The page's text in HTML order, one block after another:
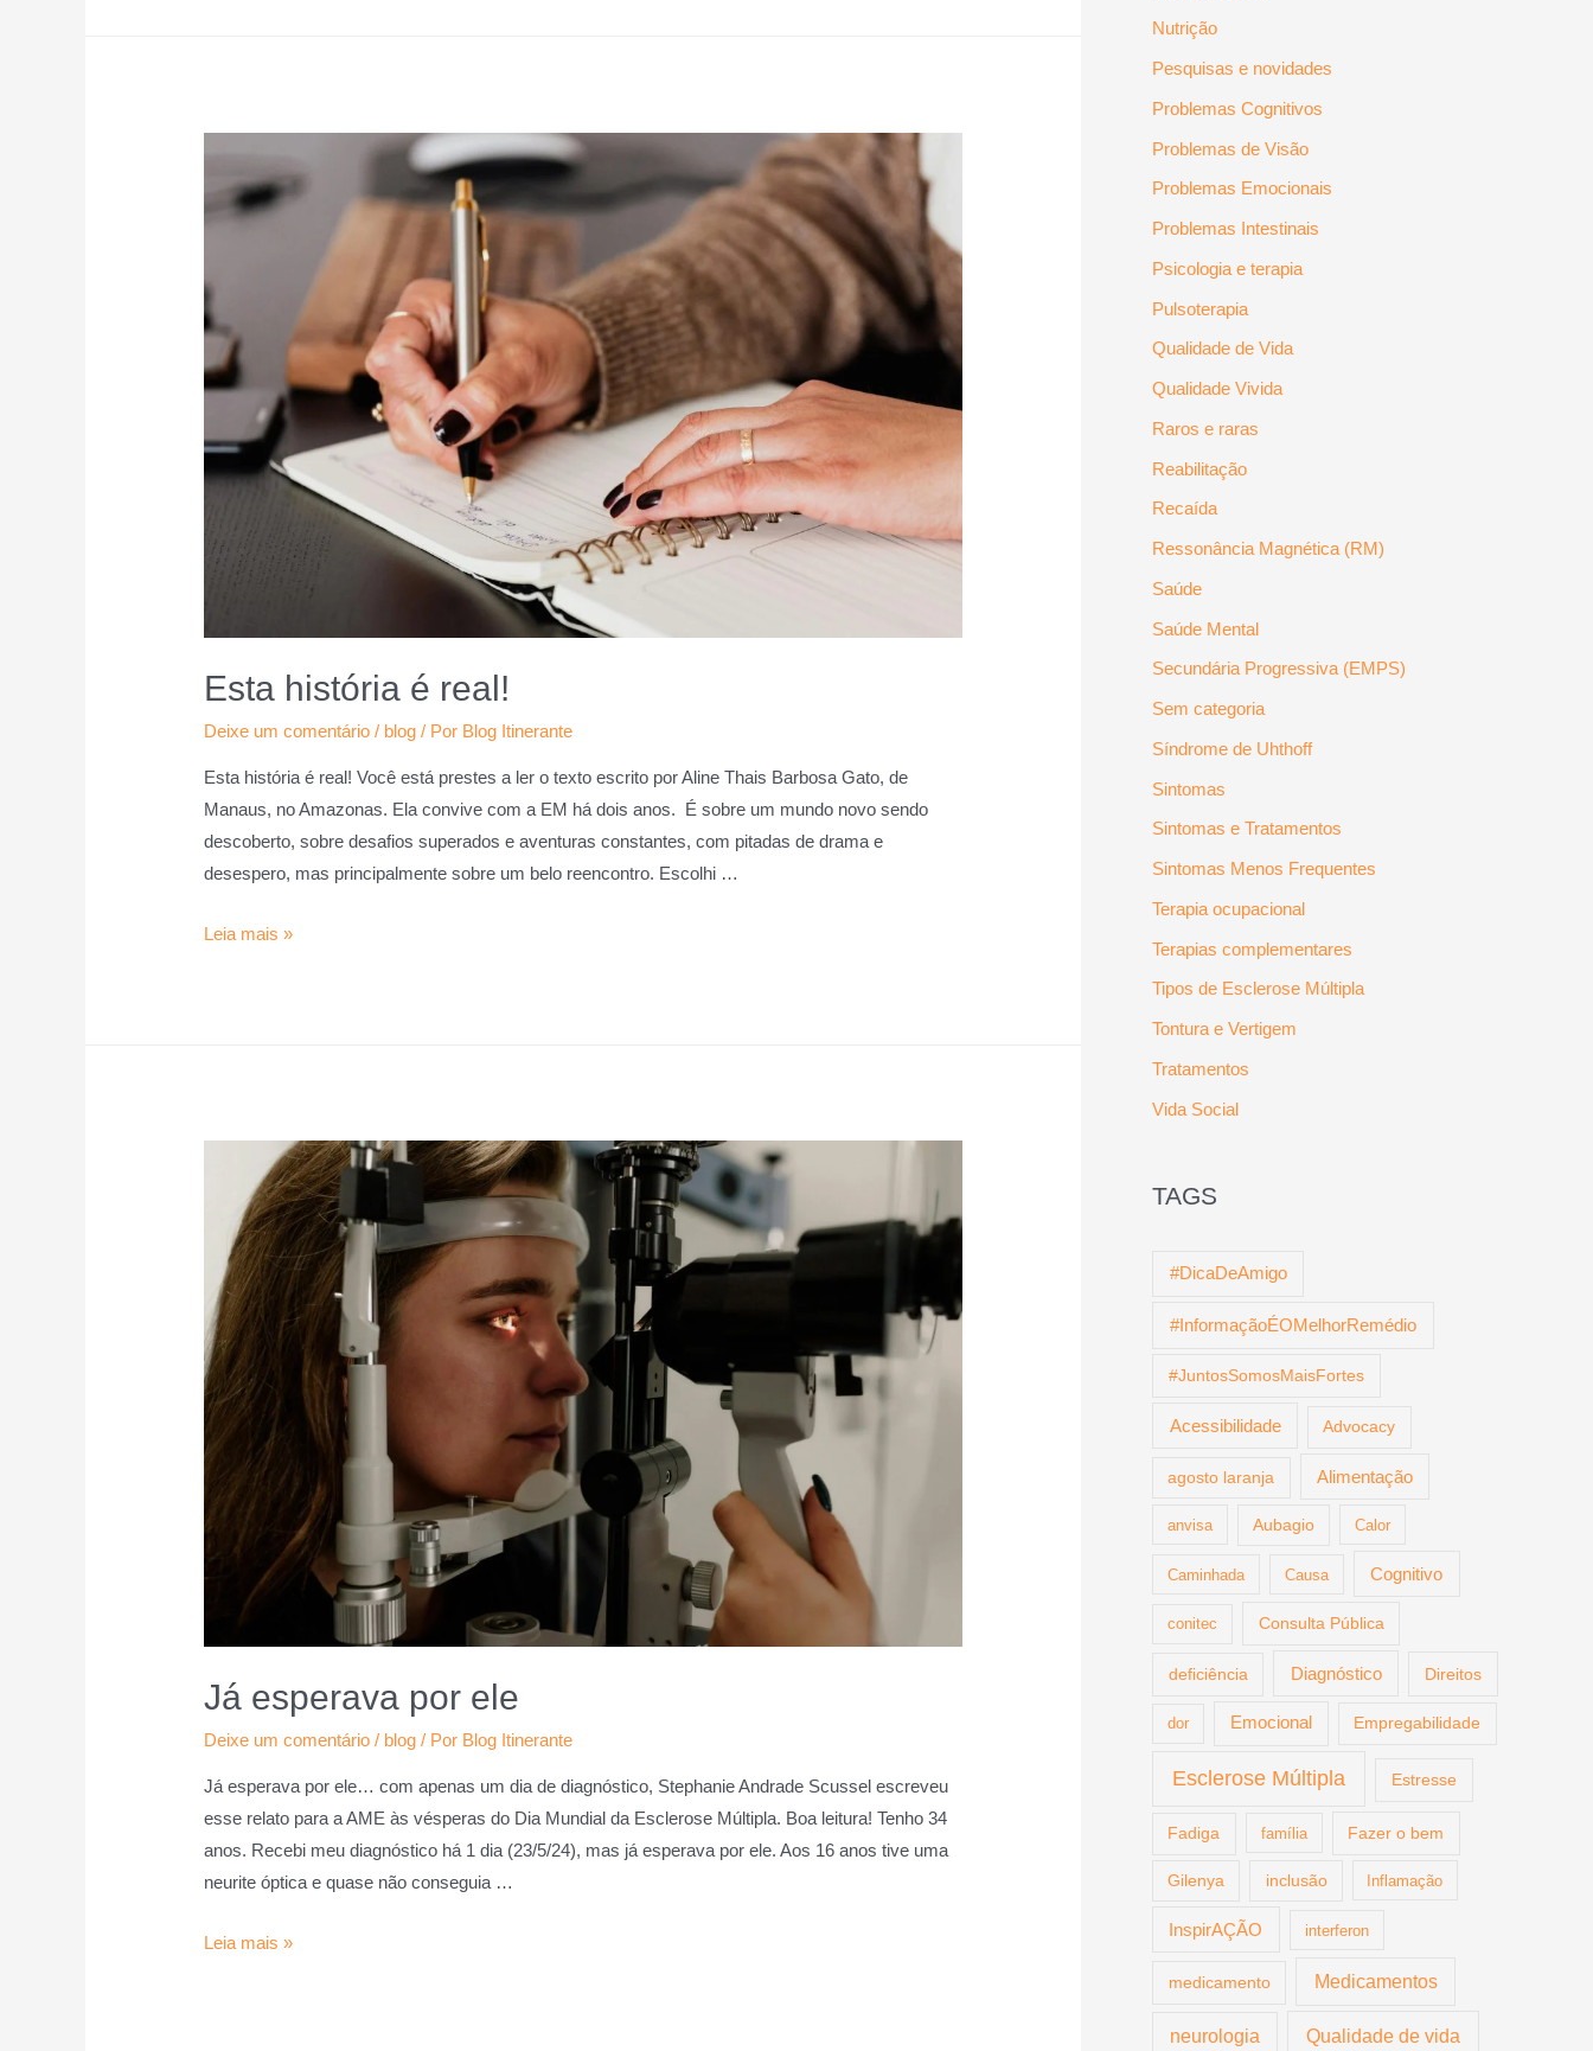
Esta história é real!
Deixe um comentário / blog / Por Blog Itinerante
Esta história é real! Você está prestes a ler o texto escrito por Aline Thais Barbosa Gato, de
Manaus, no Amazonas. Ela convive com a EM há dois anos. É sobre um mundo novo sendo
descoberto, sobre desafios superados e aventuras constantes, com pitadas de drama e
desespero, mas principalmente sobre um belo reencontro. Escolhi …
Leia mais »
Já esperava por ele
Deixe um comentário / blog / Por Blog Itinerante
Já esperava por ele… com apenas um dia de diagnóstico, Stephanie Andrade Scussel escreveu
esse relato para a AME às vésperas do Dia Mundial da Esclerose Múltipla. Boa leitura! Tenho 34
anos. Recebi meu diagnóstico há 1 dia (23/5/24), mas já esperava por ele. Aos 16 anos tive uma
neurite óptica e quase não conseguia …
Leia mais »
Nutrição
Pesquisas e novidades
Problemas Cognitivos
Problemas de Visão
Problemas Emocionais
Problemas Intestinais
Psicologia e terapia
Pulsoterapia
Qualidade de Vida
Qualidade Vivida
Raros e raras
Reabilitação
Recaída
Ressonância Magnética (RM)
Saúde
Saúde Mental
Secundária Progressiva (EMPS)
Sem categoria
Síndrome de Uhthoff
Sintomas
Sintomas e Tratamentos
Sintomas Menos Frequentes
Terapia ocupacional
Terapias complementares
Tipos de Esclerose Múltipla
Tontura e Vertigem
Tratamentos
Vida Social
TAGS
#DicaDeAmigo
#InformaçãoÉOMelhorRemédio
#JuntosSomosMaisFortes
Acessibilidade Advocacy
agosto laranja Alimentação
anvisa Aubagio Calor
Caminhada Causa Cognitivo
conitec Consulta Pública
deficiência Diagnóstico Direitos
dor Emocional Empregabilidade
Esclerose Múltipla Estresse
Fadiga família Fazer o bem
Gilenya inclusão Inflamação
InspirAÇÃO interferon
medicamento Medicamentos
neurologia Qualidade de vida